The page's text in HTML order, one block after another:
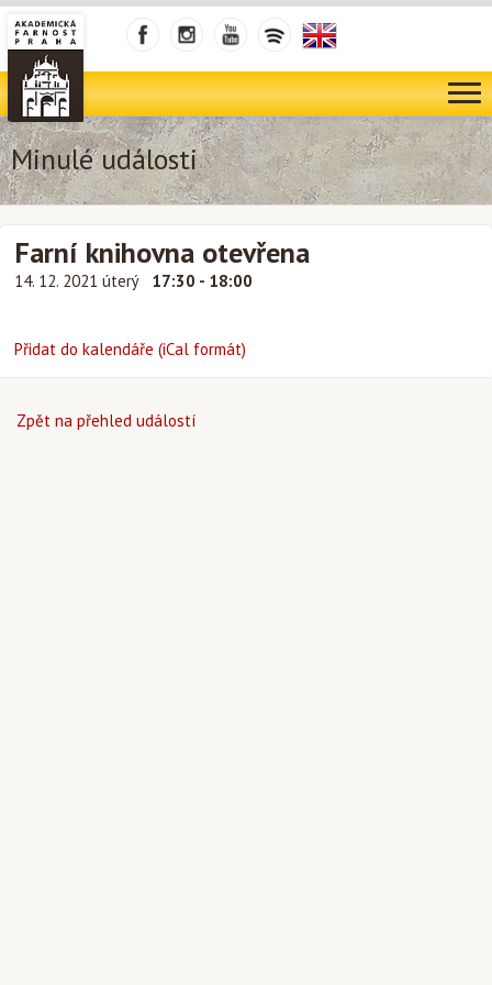
Minulé události
Farní knihovna otevřena
14. 12. 2021 úterý 17:30 - 18:00
Přidat do kalendáře (iCal formát)
Zpět na přehled událostí